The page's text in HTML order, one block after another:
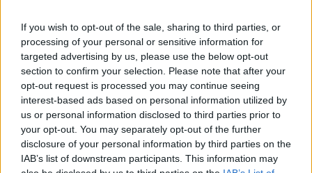
If you wish to opt-out of the sale, sharing to third parties, or
processing of your personal or sensitive information for
targeted advertising by us, please use the below opt-out
section to confirm your selection. Please note that after your
opt-out request is processed you may continue seeing
interest-based ads based on personal information utilized by
us or personal information disclosed to third parties prior to
your opt-out. You may separately opt-out of the further
disclosure of your personal information by third parties on the
IAB’s list of downstream participants. This information may
πρώτοι όλες τις
ειδήσεις από την Ελλάδα και τον κόσμο.